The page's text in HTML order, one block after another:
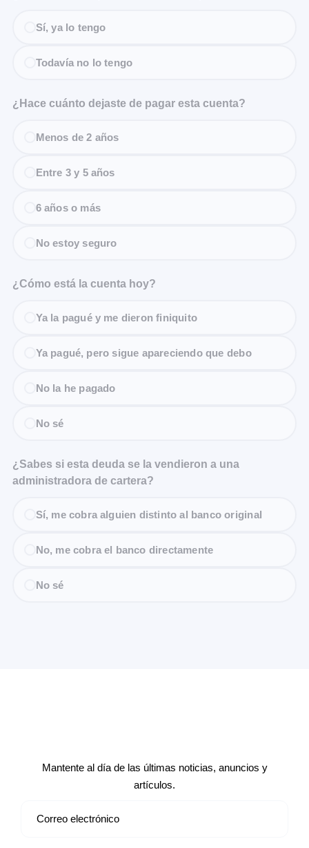
Sí, ya lo tengo
Todavía no lo tengo
¿Hace cuánto dejaste de pagar esta cuenta?
Menos de 2 años
Entre 3 y 5 años
6 años o más
No estoy seguro
¿Cómo está la cuenta hoy?
Ya la pagué y me dieron finiquito
Ya pagué, pero sigue apareciendo que debo
No la he pagado
No sé
¿Sabes si esta deuda se la vendieron a una
administradora de cartera?
Sí, me cobra alguien distinto al banco original
No, me cobra el banco directamente
No sé
Mantente al día de las últimas noticias, anuncios y
artículos.